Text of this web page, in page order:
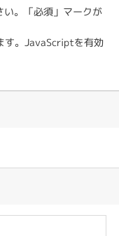
。「必須」マークが
す。JavaScriptを有効